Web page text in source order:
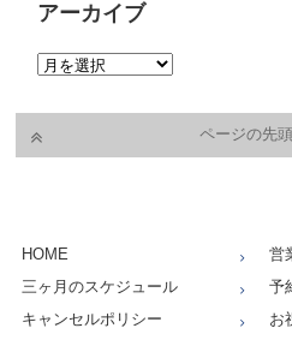
アーカイブ
ページの先
HOME
営
三ヶ月のスケジュール
予
キャンセルポリシー
お